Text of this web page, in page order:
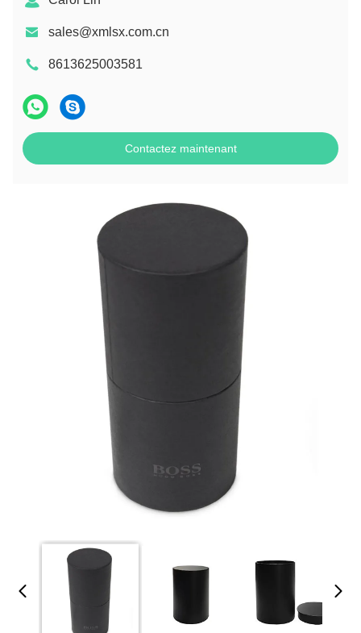
sales@xmlsx.com.cn
8613625003581
Contactez maintenant